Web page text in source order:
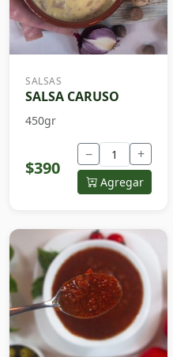
SALSAS
SALSA CARUSO
450gr
$390
− +
Agregar